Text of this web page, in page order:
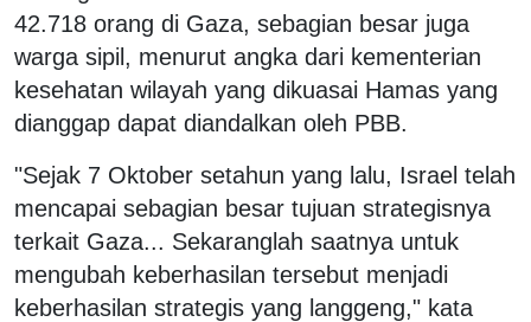
42.718 orang di Gaza, sebagian besar juga
warga sipil, menurut angka dari kementerian
kesehatan wilayah yang dikuasai Hamas yang
dianggap dapat diandalkan oleh PBB.
"Sejak 7 Oktober setahun yang lalu, Israel telah
mencapai sebagian besar tujuan strategisnya
terkait Gaza... Sekaranglah saatnya untuk
mengubah keberhasilan tersebut menjadi
keberhasilan strategis yang langgeng," kata